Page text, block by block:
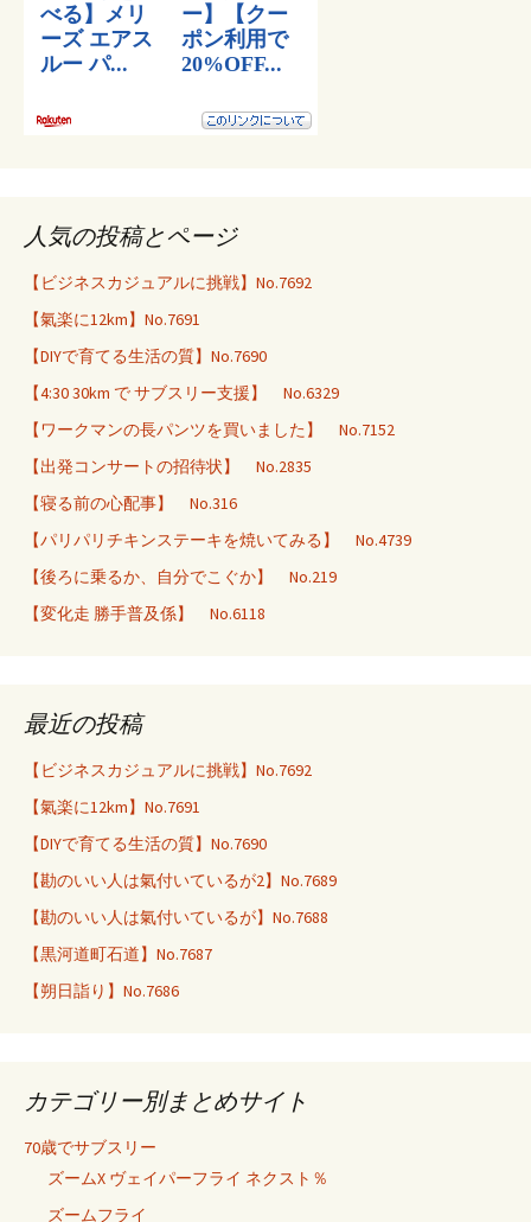
人気の投稿とページ
【ビジネスカジュアルに挑戦】No.7692
【氣楽に12km】No.7691
【DIYで育てる生活の質】No.7690
【4:30 30km で サブスリー支援】 No.6329
【ワークマンの長パンツを買いました】 No.7152
【出発コンサートの招待状】 No.2835
【寝る前の心配事】 No.316
【パリパリチキンステーキを焼いてみる】 No.4739
【後ろに乗るか、自分でこぐか】 No.219
【変化走 勝手普及係】 No.6118
最近の投稿
【ビジネスカジュアルに挑戦】No.7692
【氣楽に12km】No.7691
【DIYで育てる生活の質】No.7690
【勘のいい人は氣付いているが2】No.7689
【勘のいい人は氣付いているが】No.7688
【黒河道町石道】No.7687
【朔日詣り】No.7686
カテゴリー別まとめサイト
70歳でサブスリー
ズームX ヴェイパーフライ ネクスト％
ズームフライ